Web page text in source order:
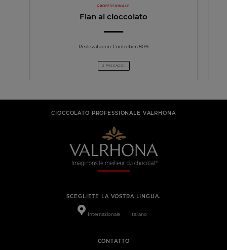
PROFESSIONALE
Flan al cioccolato
Realizzata con: Confection 80%
2 PASSAGGI
CIOCCOLATO PROFESSIONALE VALRHONA
SCEGLIETE LA VOSTRA LINGUA.
Internazionale Italiano
CONTATTO